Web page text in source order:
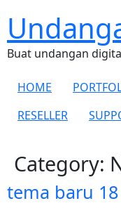
Buat undangan
HOME
RESELLER
Category:
tema baru 18